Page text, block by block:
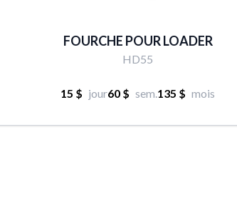
FOURCHE POUR LOADER
HD55
15 $ jour60 $ sem.135 $ mois